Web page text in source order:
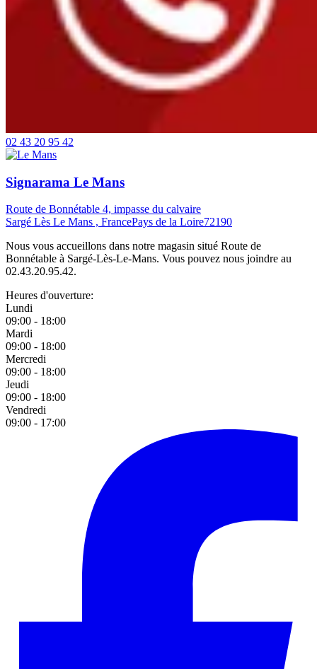
02 43 20 95 42
Signarama Le Mans
Route de Bonnétable 4, impasse du calvaire
Sargé Lès Le Mans , FrancePays de la Loire72190
Nous vous accueillons dans notre magasin situé Route de
Bonnétable à Sargé-Lès-Le-Mans. Vous pouvez nous joindre au
02.43.20.95.42.
Heures d'ouverture:
Lundi
09:00 - 18:00
Mardi
09:00 - 18:00
Mercredi
09:00 - 18:00
Jeudi
09:00 - 18:00
Vendredi
09:00 - 17:00